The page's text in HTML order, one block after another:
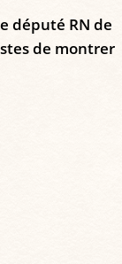
député RN de
de montrer